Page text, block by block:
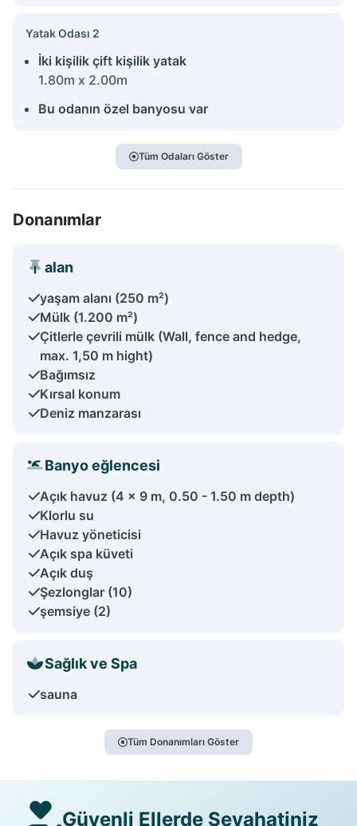
Yatak Odası 2
İki kişilik çift kişilik yatak
1.80m x 2.00m
Bu odanın özel banyosu var
Tüm Odaları Göster
Donanımlar
alan
yaşam alanı (250 m²)
Mülk (1.200 m²)
Çitlerle çevrili mülk (Wall, fence and hedge,
max. 1,50 m hight)
Bağımsız
Kırsal konum
Deniz manzarası
Banyo eğlencesi
Açık havuz (4 x 9 m, 0.50 - 1.50 m depth)
Klorlu su
Havuz yöneticisi
Açık spa küveti
Açık duş
Şezlonglar (10)
şemsiye (2)
Sağlık ve Spa
sauna
Tüm Donanımları Göster
Güvenli Ellerde Seyahatiniz